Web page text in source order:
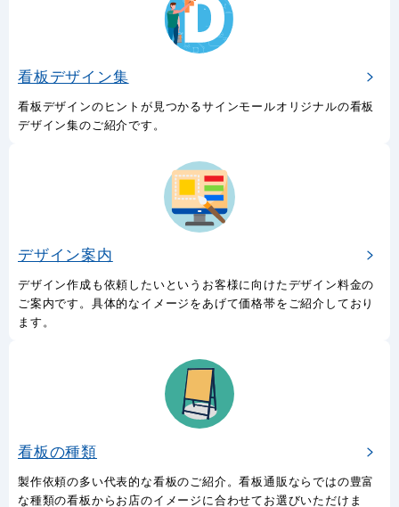
看板デザイン集
看板デザインのヒントが見つかるサインモールオリジナルの看板
デザイン集のご紹介です。
デザイン案内
デザイン作成も依頼したいというお客様に向けたデザイン料金の
ご案内です。具体的なイメージをあげて価格帯をご紹介しており
ます。
看板の種類
製作依頼の多い代表的な看板のご紹介。看板通販ならではの豊富
な種類の看板からお店のイメージに合わせてお選びいただけま